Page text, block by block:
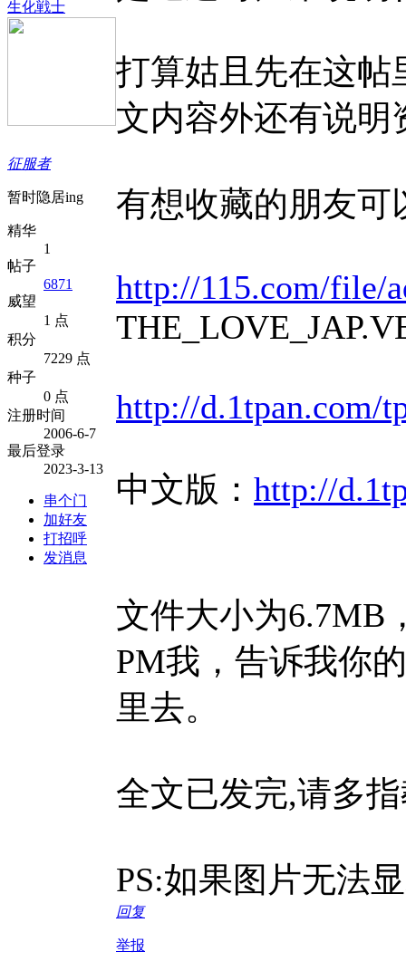
生化戦士
征服者
暂时隐居ing
精华
1
帖子
6871
威望
1 点
积分
7229 点
种子
0 点
注册时间
2006-6-7
最后登录
2023-3-13
串个门
加好友
打招呼
发消息
打算姑且先在这帖
文内容外还有说明
有想收藏的朋友可
http://115.com/file/
http://d.1tpan.com/
中文版： http://
文件大小为6.7MB
PM我，告诉我你
里去。
全文已发完,请多
PS:如果图片无法
回复
举报